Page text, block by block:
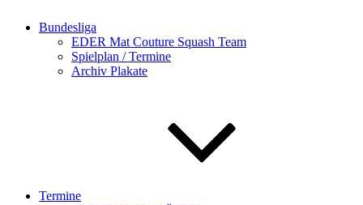
Bundesliga
EDER Mat Couture Squash Team
Spielplan / Termine
Archiv Plakate
Termine